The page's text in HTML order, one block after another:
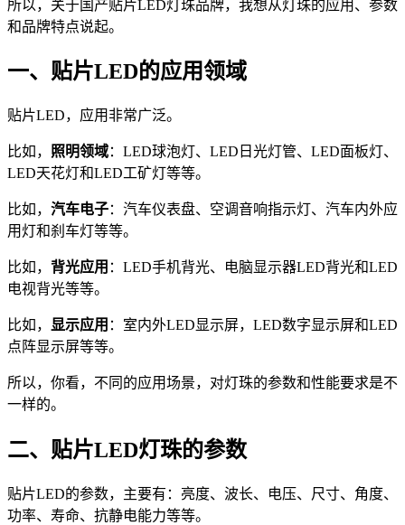
所以，关于国产贴片LED灯珠品牌，我想从灯珠的应用、参数
和品牌特点说起。
一、贴片LED的应用领域
贴片LED，应用非常广泛。
比如， 照明领域：LED球泡灯、LED日光灯管、LED面板灯、
LED天花灯和LED工矿灯等等。
比如， 汽车电子：汽车仪表盘、空调音响指示灯、汽车内外应
用灯和刹车灯等等。
比如， 背光应用 ：LED手机背光、电脑显示器LED背光和LED
电视背光等等。
比如， 显示应用 ：室内外LED显示屏，LED数字显示屏和LED
点阵显示屏等等。
所以，你看，不同的应用场景，对灯珠的参数和性能要求是不
一样的。
二、贴片LED灯珠的参数
贴片LED的参数，主要有：亮度、波长、电压、尺寸、角度、
功率、寿命、抗静电能力等等。